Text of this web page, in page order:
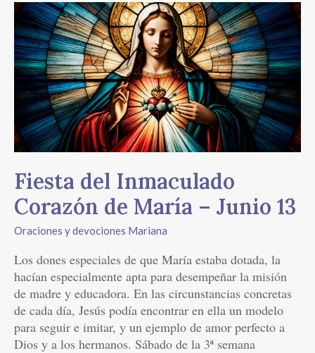
Fiesta del Inmaculado
Corazón de María – Junio 13
Oraciones y devociones Mariana
Los dones especiales de que María estaba dotada, la
hacían especialmente apta para desempeñar la misión
de madre y educadora. En las circunstancias concretas
de cada día, Jesús podía encontrar en ella un modelo
para seguir e imitar, y un ejemplo de amor perfecto a
Dios y a los hermanos. Sábado de la 3ª semana
Fiesta
del
Inmaculado
Corazón
de
María
Junio
13